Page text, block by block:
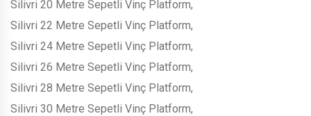
Silivri 20 Metre Sepetli Vinç Platform,
Silivri 22 Metre Sepetli Vinç Platform,
Silivri 24 Metre Sepetli Vinç Platform,
Silivri 26 Metre Sepetli Vinç Platform,
Silivri 28 Metre Sepetli Vinç Platform,
Silivri 30 Metre Sepetli Vinç Platform,